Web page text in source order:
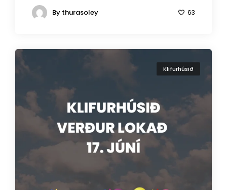
By thurasoley 63
Klifurhúsið